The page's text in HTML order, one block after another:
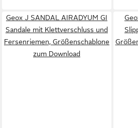
Geox J SANDAL AIRADYUM GI
Sandale mit Klettverschluss und
Fersenriemen, Größenschablone
zum Download